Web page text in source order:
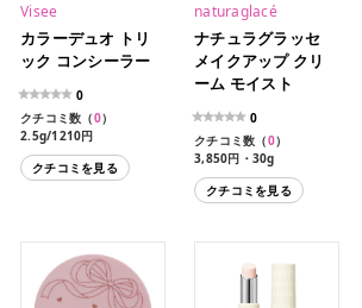
Visee
カラーデュオ トリ
ック コンシーラー
0
クチコミ数（0）
2.5g/1210円
クチコミを見る
naturaglacé
ナチュラグラッセ
メイクアップ クリ
ーム モイスト
0
クチコミ数（0）
3,850円・30g
クチコミを見る